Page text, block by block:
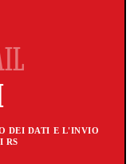
DEI DATI E L'INVIO
RS